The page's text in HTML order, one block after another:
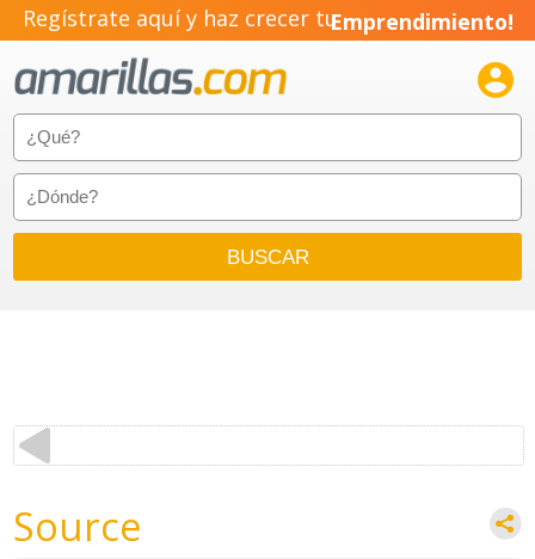
Regístrate aquí y haz crecer tuEmprendimiento!

Source